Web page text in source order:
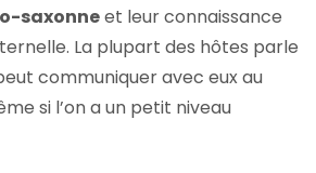
saxonneet leur connaissance
La plupart des hôtes parle
communiquer avec eux au
si l’on a un petit niveau